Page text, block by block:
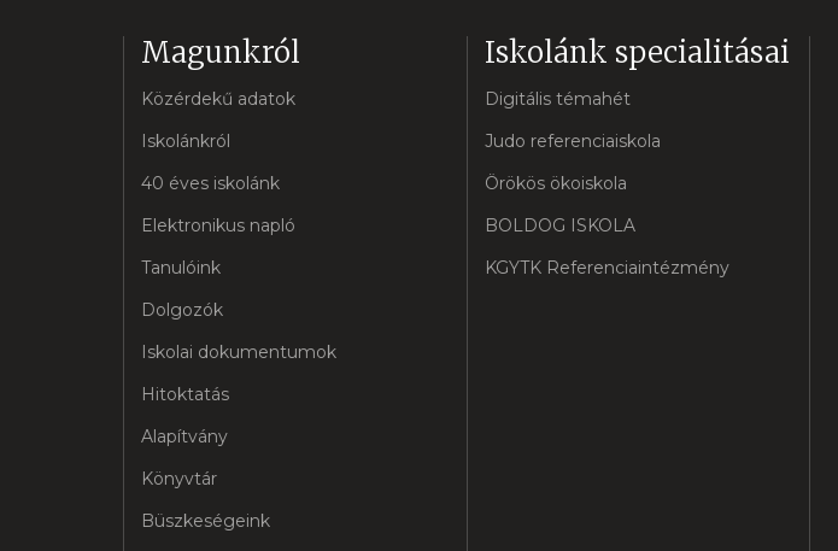
Magunkról
Közérdekű adatok
Iskolánkról
40 éves iskolánk
Elektronikus napló
Tanulóink
Dolgozók
Iskolai dokumentumok
Hitoktatás
Alapítvány
Könyvtár
Büszkeségeink
Iskolánk specialitásai
Digitális témahét
Judo referenciaiskola
Örökös ökoiskola
BOLDOG ISKOLA
KGYTK Referenciaintézmény